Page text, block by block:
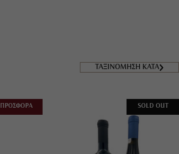
ΤΑΞΙΝΟΜΗΣΗ ΚΑΤΑ
ΠΡΟΣΦΟΡΑ SOLD OUT